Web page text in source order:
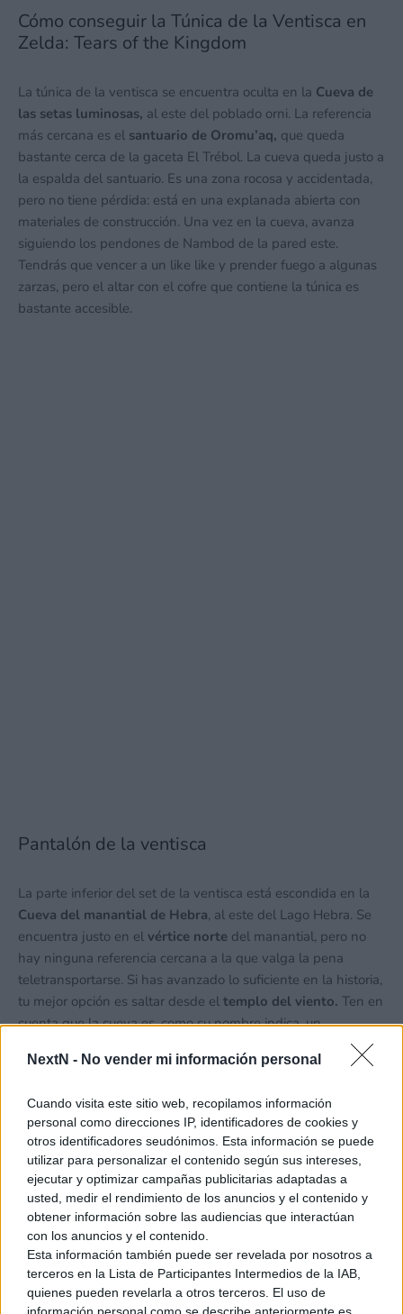
NextN - No vender mi información personal
Cuando visita este sitio web, recopilamos información
personal como direcciones IP, identificadores de cookies y
otros identificadores seudónimos. Esta información se puede
utilizar para personalizar el contenido según sus intereses,
ejecutar y optimizar campañas publicitarias adaptadas a
usted, medir el rendimiento de los anuncios y el contenido y
obtener información sobre las audiencias que interactúan
con los anuncios y el contenido.
Esta información también puede ser revelada por nosotros a
terceros en la Lista de Participantes Intermedios de la IAB,
quienes pueden revelarla a otros terceros. El uso de
Cómo conseguir la Túnica de la Ventisca en
Zelda: Tears of the Kingdom
La túnica de la ventisca se encuentra oculta en la Cueva de
las setas luminosas, al este del poblado orni. La referencia
más cercana es el santuario de Oromu’aq, que queda
bastante cerca de la gaceta El Trébol. La cueva queda justo a
la espalda del santuario. Es una zona rocosa y accidentada,
pero no tiene pérdida: está en una explanada abierta con
materiales de construcción. Una vez en la cueva, avanza
siguiendo los pendones de Nambod de la pared este.
Tendrás que vencer a un like like y prender fuego a algunas
zarzas, pero el altar con el cofre que contiene la túnica es
bastante accesible.
Pantalón de la ventisca
La parte inferior del set de la ventisca está escondida en la
Cueva del manantial de Hebra, al este del Lago Hebra. Se
encuentra justo en el vértice norte del manantial, pero no
hay ninguna referencia cercana a la que valga la pena
teletransportarse. Si has avanzado lo suficiente en la historia,
tu mejor opción es saltar desde el templo del viento. Ten en
cuenta que la cueva es, como su nombre indica, un
manantial, y por lo tanto está llena de agua helada. El altar
está al fondo, en la pared derecha, y tendremos que acceder
inescalables. No podemos nadar ni escalar, así que tendrás
que usar la imaginación. Y, si no estás muy por la labor,
fabrica una balsa propulsada y una pasarela (con un par de
placas de hielo bastaría).